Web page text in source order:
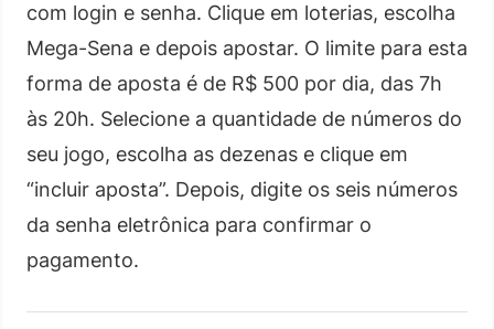
com login e senha. Clique em loterias, escolha
Mega-Sena e depois apostar. O limite para esta
forma de aposta é de R$ 500 por dia, das 7h
às 20h. Selecione a quantidade de números do
seu jogo, escolha as dezenas e clique em
“incluir aposta”. Depois, digite os seis números
da senha eletrônica para confirmar o
pagamento.